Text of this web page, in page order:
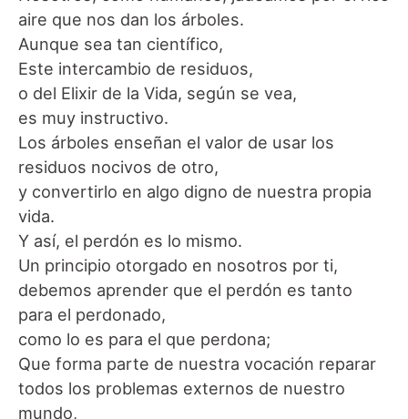
aire que nos dan los árboles.
Aunque sea tan científico,
Este intercambio de residuos,
o del Elixir de la Vida, según se vea,
es muy instructivo.
Los árboles enseñan el valor de usar los
residuos nocivos de otro,
y convertirlo en algo digno de nuestra propia
vida.
Y así, el perdón es lo mismo.
Un principio otorgado en nosotros por ti,
debemos aprender que el perdón es tanto
para el perdonado,
como lo es para el que perdona;
Que forma parte de nuestra vocación reparar
todos los problemas externos de nuestro
mundo,